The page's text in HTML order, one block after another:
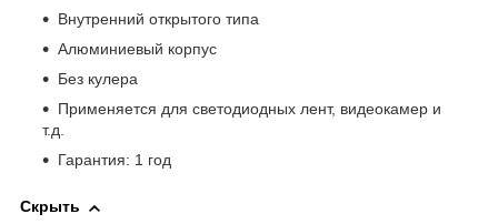
Внутренний открытого типа
Алюминиевый корпус
Без кулера
Применяется для светодиодных лент, видеокамер и
т.д.
Гарантия: 1 год
Скрыть